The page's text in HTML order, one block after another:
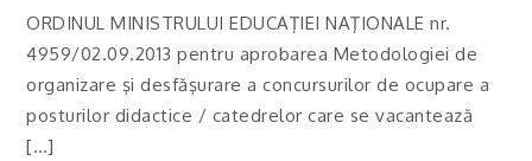
ORDINUL MINISTRULUI EDUCAŢIEI NAŢIONALE nr.
4959/02.09.2013 pentru aprobarea Metodologiei de
organizare şi desfăşurare a concursurilor de ocupare a
posturilor didactice / catedrelor care se vacantează
[…]